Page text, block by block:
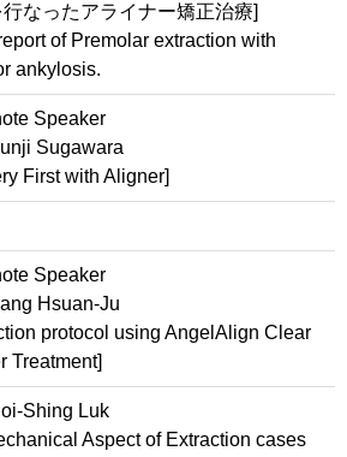
なったアライナー矯正治療]
of Premolar extraction with
ankylosis.
Speaker
Sugawara
First with Aligner]
Speaker
Hsuan-Ju
protocol using AngelAlign Clear
Treatment]
Shing Luk
Aspect of Extraction cases